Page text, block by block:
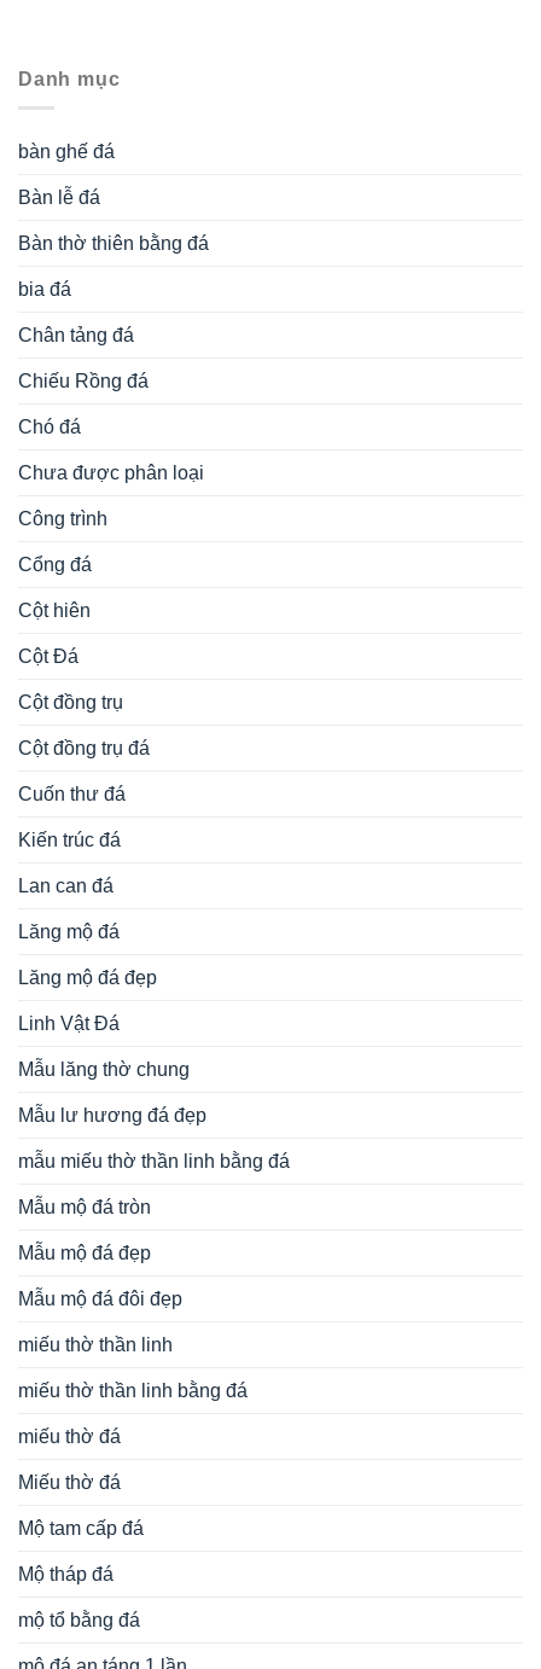
Danh mục
bàn ghế đá
Bàn lễ đá
Bàn thờ thiên bằng đá
bia đá
Chân tảng đá
Chiếu Rồng đá
Chó đá
Chưa được phân loại
Công trình
Cổng đá
Cột hiên
Cột Đá
Cột đồng trụ
Cột đồng trụ đá
Cuốn thư đá
Kiến trúc đá
Lan can đá
Lăng mộ đá
Lăng mộ đá đẹp
Linh Vật Đá
Mẫu lăng thờ chung
Mẫu lư hương đá đẹp
mẫu miếu thờ thần linh bằng đá
Mẫu mộ đá tròn
Mẫu mộ đá đẹp
Mẫu mộ đá đôi đẹp
miếu thờ thần linh
miếu thờ thần linh bằng đá
miếu thờ đá
Miếu thờ đá
Mộ tam cấp đá
Mộ tháp đá
mộ tổ bằng đá